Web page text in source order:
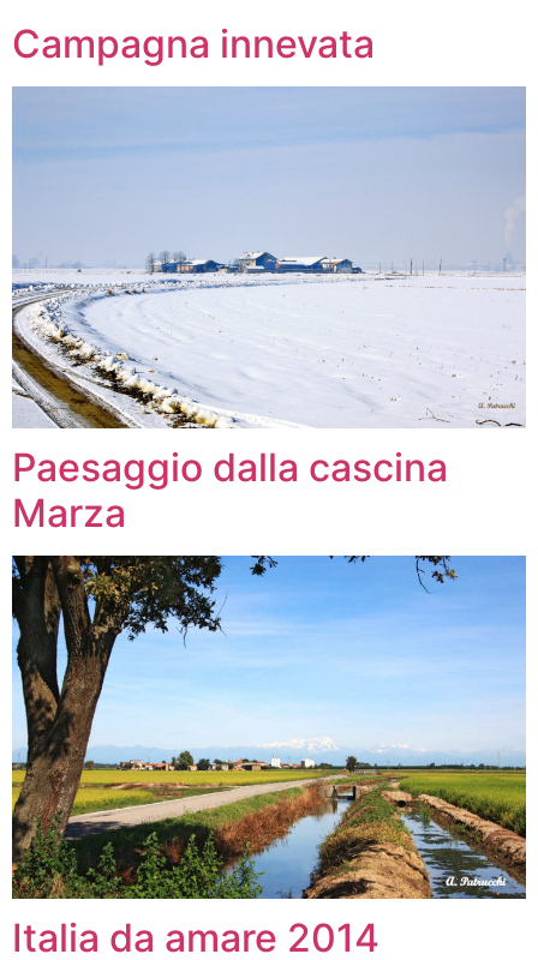
Campagna innevata
Paesaggio dalla cascina
Marza
Italia da amare 2014